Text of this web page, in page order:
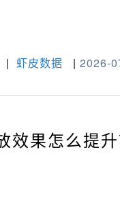
| 虾皮数据 | 2026-
效果怎么提